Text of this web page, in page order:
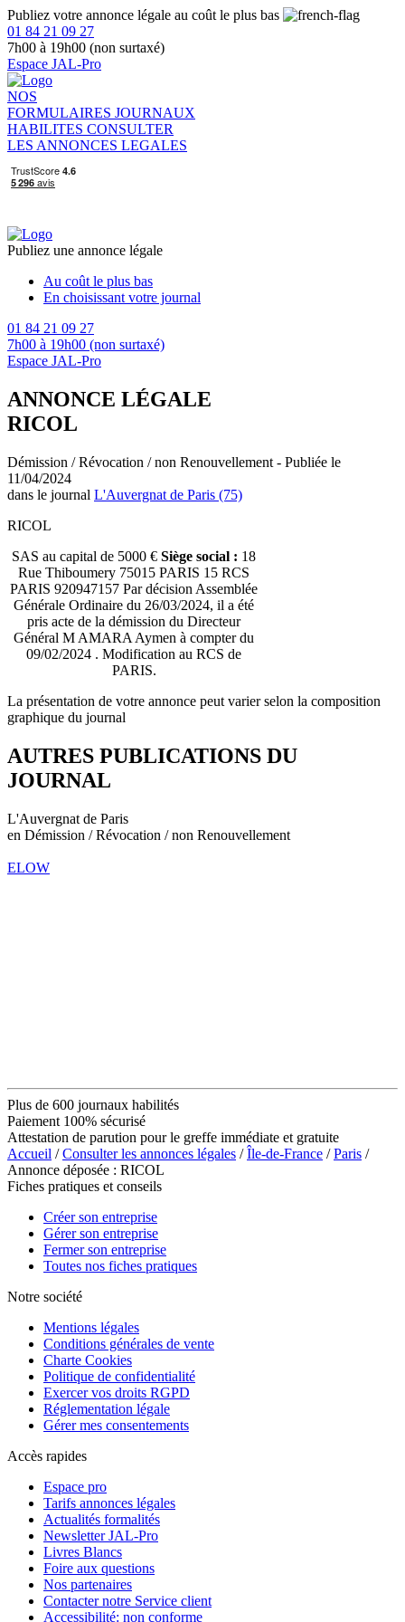
Publiez votre annonce légale au coût le plus bas
01 84 21 09 27
7h00 à 19h00 (non surtaxé)
Espace JAL-Pro
NOS
FORMULAIRES JOURNAUX
HABILITES CONSULTER
LES ANNONCES LEGALES
Publiez une annonce légale
Au coût le plus bas
En choisissant votre journal
01 84 21 09 27
7h00 à 19h00 (non surtaxé)
Espace JAL-Pro
ANNONCE LÉGALE
RICOL
Démission / Révocation / non Renouvellement - Publiée le
11/04/2024
dans le journal L'Auvergnat de Paris (75)
RICOL
SAS au capital de 5000 € Siège social : 18
Rue Thiboumery 75015 PARIS 15 RCS
PARIS 920947157 Par décision Assemblée
Générale Ordinaire du 26/03/2024, il a été
pris acte de la démission du Directeur
Général M AMARA Aymen à compter du
09/02/2024 . Modification au RCS de
PARIS.
La présentation de votre annonce peut varier selon la composition
graphique du journal
AUTRES PUBLICATIONS DU
JOURNAL
L'Auvergnat de Paris
en Démission / Révocation / non Renouvellement
ELOW
Plus de 600 journaux habilités
Paiement 100% sécurisé
Attestation de parution pour le greffe immédiate et gratuite
Accueil /Consulter les annonces légales /Île-de-France /Paris /
Annonce déposée : RICOL
Fiches pratiques et conseils
Créer son entreprise
Gérer son entreprise
Fermer son entreprise
Toutes nos fiches pratiques
Notre société
Mentions légales
Conditions générales de vente
Charte Cookies
Politique de confidentialité
Exercer vos droits RGPD
Réglementation légale
Gérer mes consentements
Accès rapides
Espace pro
Tarifs annonces légales
Actualités formalités
Newsletter JAL-Pro
Livres Blancs
Foire aux questions
Nos partenaires
Contacter notre Service client
Accessibilité: non conforme